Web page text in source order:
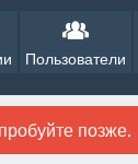
Пользователи
позже.